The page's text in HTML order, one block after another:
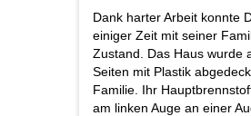
Dank harter Arbeit konnte
einiger Zeit mit seiner
Zustand. Das Haus wurde
Seiten mit Plastik
Familie. Ihr
am linken Auge an einer